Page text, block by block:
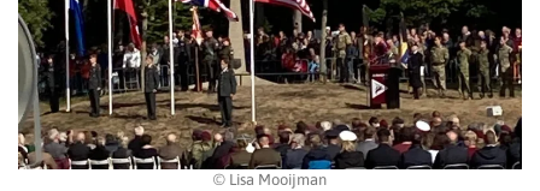
© Lisa Mooijman